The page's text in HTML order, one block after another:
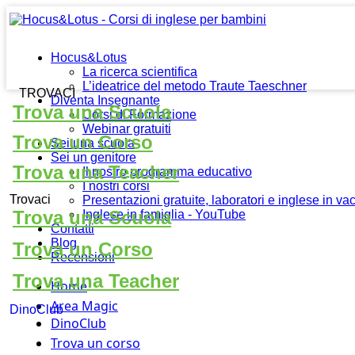
Hocus&Lotus
La ricerca scientifica
L’ideatrice del metodo Traute Taeschner
Diventa Insegnante
Corsi di Formazione
Webinar gratuiti
Sei una scuola
Sei un genitore
Il nostro programma educativo
I nostri corsi
Presentazioni gratuite, laboratori e inglese in
Inglese in famiglia - YouTube
Contatti
Blog
Recensioni
Home
Area Magic
DinoClub
Trova un corso
TROVACI
Trova una Scuola
Trova un Corso
Trova una Teacher
Trovaci
Trova una Scuola
Trova un Corso
Trova una Teacher
DinoClub